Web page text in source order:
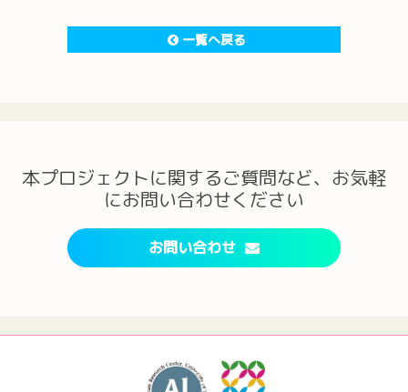
一覧へ戻る
本プロジェクトに関するご質問など、お気軽
にお問い合わせください
お問い合わせ